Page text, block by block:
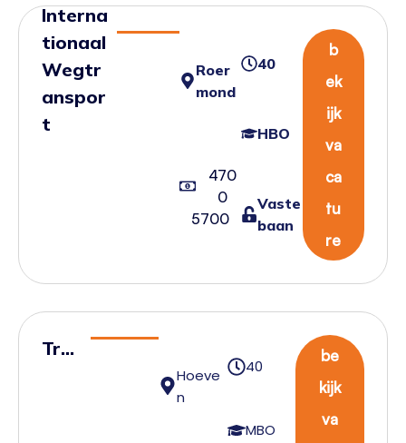
Interna
tionaal
Wegtr
anspor
t
Roer
mond
470
0
5700
40
HBO
Vaste
baan
b
ek
ijk
va
ca
tu
re
Tra
Hoeve
n
40
MBO
be
kijk
va